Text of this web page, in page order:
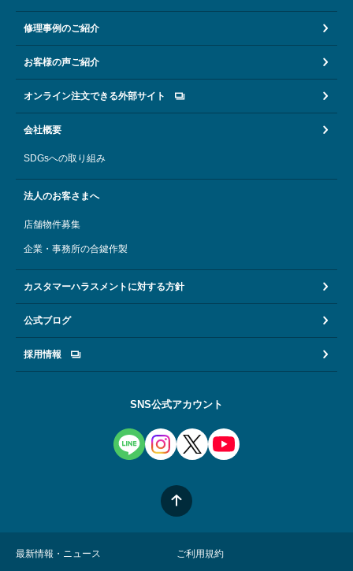
修理事例のご紹介
お客様の声ご紹介
オンライン注文できる外部サイト
会社概要
SDGsへの取り組み
法人のお客さまへ
店舗物件募集
企業・事務所の合鍵作製
カスタマーハラスメントに対する方針
公式ブログ
採用情報
SNS公式アカウント
最新情報・ニュース ご利用規約